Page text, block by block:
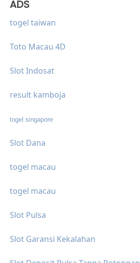
ADS
togel taiwan
Toto Macau 4D
Slot Indosat
result kamboja
togel singapore
Slot Dana
togel macau
togel macau
Slot Pulsa
Slot Garansi Kekalahan